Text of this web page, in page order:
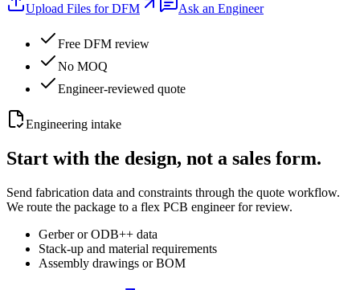
Upload Files for DFM Ask an Engineer
Free DFM review
No MOQ
Engineer-reviewed quote
Engineering intake
Start with the design, not a sales form.
Send fabrication data and constraints through the quote workflow.
We route the package to a flex PCB engineer for review.
Gerber or ODB++ data
Stack-up and material requirements
Assembly drawings or BOM